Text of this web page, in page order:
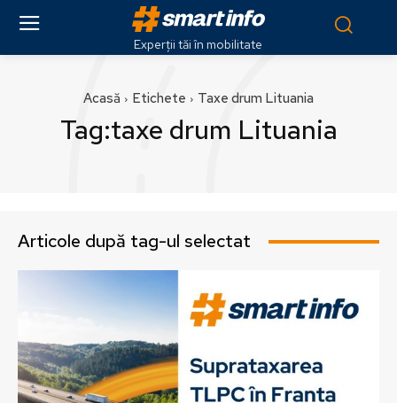
Experții tăi în mobilitate
Acasă Etichete Taxe drum Lituania
Tag:taxe drum Lituania
Articole după tag-ul selectat